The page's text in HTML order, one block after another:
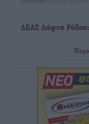
ΔΕΑΣ Δάφνη
πριν 22
Γ.Σ. Διαγόρας: Το
Αθλητικά πριν 23
Σταυρός